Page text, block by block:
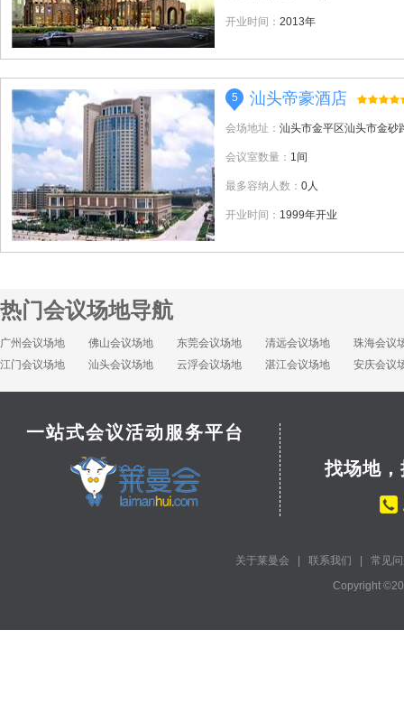
开业时间： 2013年
5 汕头帝豪酒店
会场地址： 汕头市金平区汕头市金砂
会议室数量： 1间
最多容纳人数： 0人
开业时间： 1999年开业
热门会议场地导航
广州会议场地 佛山会议场地 东莞会议场地 清远会议场地
珠海会议
江门会议场地
汕头会议场地 云浮会议场地 湛江会议场地 安庆会议
一站式会议活动服务平台
找场地
关于莱曼会 联系我们
常见
Copyright